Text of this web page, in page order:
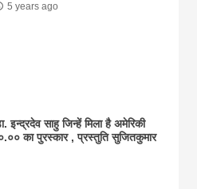
5 years ago
इन्द्रदेव साहु जिन्हें मिला है अमेरिकी
का पुरस्कार , प्रस्तुति सुजितकुमार